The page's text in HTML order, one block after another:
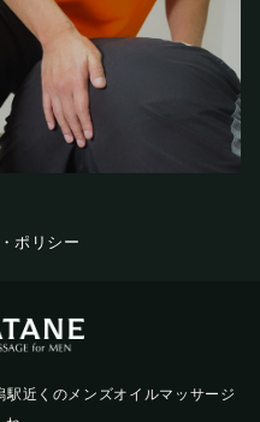
ポリシー
近くのメンズオイルマッサージ